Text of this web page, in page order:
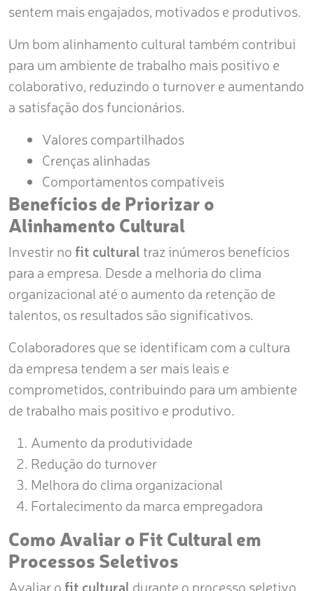
sentem mais engajados, motivados e produtivos.
Um bom alinhamento cultural também contribui
para um ambiente de trabalho mais positivo e
colaborativo, reduzindo o turnover e aumentando
a satisfação dos funcionários.
Valores compartilhados
Crenças alinhadas
Comportamentos compatíveis
Benefícios de Priorizar o
Alinhamento Cultural
Investir no fit cultural traz inúmeros benefícios
para a empresa. Desde a melhoria do clima
organizacional até o aumento da retenção de
talentos, os resultados são significativos.
Colaboradores que se identificam com a cultura
da empresa tendem a ser mais leais e
comprometidos, contribuindo para um ambiente
de trabalho mais positivo e produtivo.
Aumento da produtividade
Redução do turnover
Melhora do clima organizacional
Fortalecimento da marca empregadora
Como Avaliar o Fit Cultural em
Processos Seletivos
Avaliar o fit cultural durante o processo seletivo